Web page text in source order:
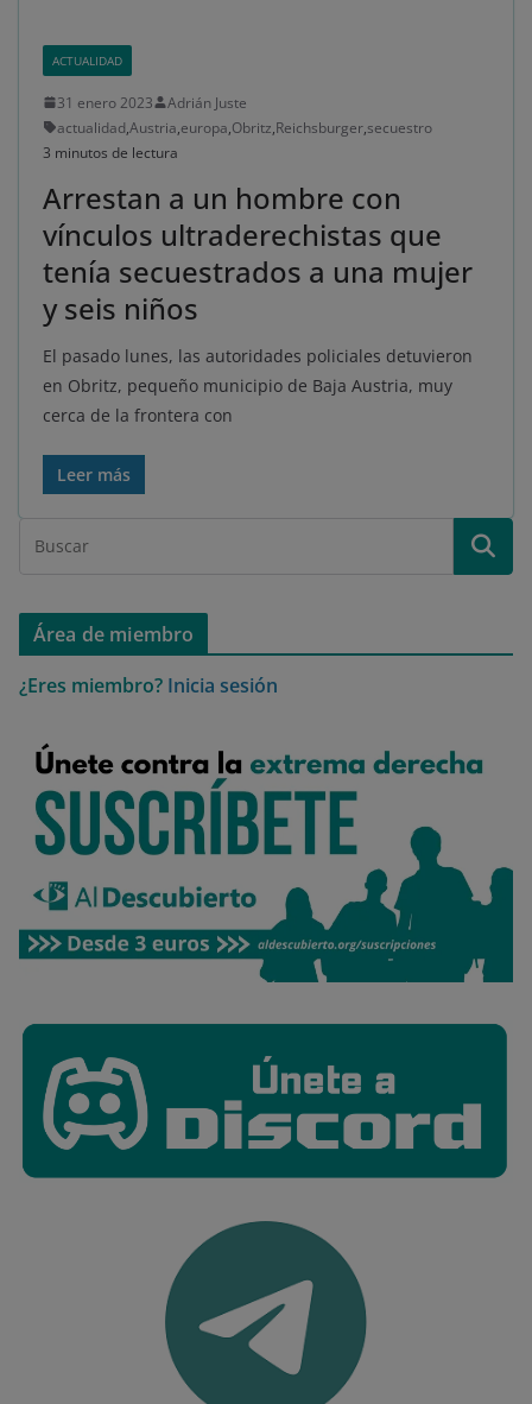
ACTUALIDAD
31 enero 2023
Adrián Juste
actualidad,Austria,europa,Obritz,Reichsburger,secuestro
3 minutos de lectura
Arrestan a un hombre con
vínculos ultraderechistas que
tenía secuestrados a una mujer
y seis niños
El pasado lunes, las autoridades policiales detuvieron
en Obritz, pequeño municipio de Baja Austria, muy
cerca de la frontera con
Leer más
Área de miembro
¿Eres miembro? Inicia sesión